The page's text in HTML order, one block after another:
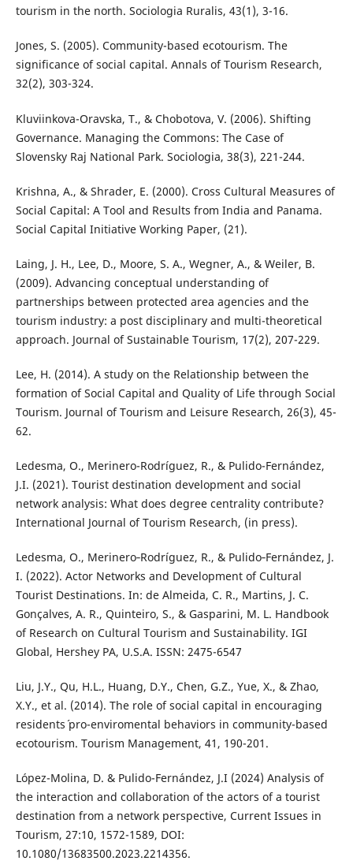
tourism in the north. Sociologia Ruralis, 43(1), 3-16.
Jones, S. (2005). Community-based ecotourism. The
significance of social capital. Annals of Tourism Research,
32(2), 303-324.
Kluviinkova-Oravska, T., & Chobotova, V. (2006). Shifting
Governance. Managing the Commons: The Case of
Slovensky Raj National Park. Sociologia, 38(3), 221-244.
Krishna, A., & Shrader, E. (2000). Cross Cultural Measures of
Social Capital: A Tool and Results from India and Panama.
Social Capital Initiative Working Paper, (21).
Laing, J. H., Lee, D., Moore, S. A., Wegner, A., & Weiler, B.
(2009). Advancing conceptual understanding of
partnerships between protected area agencies and the
tourism industry: a post disciplinary and multi-theoretical
approach. Journal of Sustainable Tourism, 17(2), 207-229.
Lee, H. (2014). A study on the Relationship between the
formation of Social Capital and Quality of Life through Social
Tourism. Journal of Tourism and Leisure Research, 26(3), 45-
62.
Ledesma, O., Merinero-Rodríguez, R., & Pulido-Fernández,
J.I. (2021). Tourist destination development and social
network analysis: What does degree centrality contribute?
International Journal of Tourism Research, (in press).
Ledesma, O., Merinero‐Rodríguez, R., & Pulido‐Fernández, J.
I. (2022). Actor Networks and Development of Cultural
Tourist Destinations. In: de Almeida, C. R., Martins, J. C.
Gonçalves, A. R., Quinteiro, S., & Gasparini, M. L. Handbook
of Research on Cultural Tourism and Sustainability. IGI
Global, Hershey PA, U.S.A. ISSN: 2475-6547
Liu, J.Y., Qu, H.L., Huang, D.Y., Chen, G.Z., Yue, X., & Zhao,
X.Y., et al. (2014). The role of social capital in encouraging
residents´ pro-enviromental behaviors in community-based
ecotourism. Tourism Management, 41, 190-201.
López-Molina, D. & Pulido-Fernández, J.I (2024) Analysis of
the interaction and collaboration of the actors of a tourist
destination from a network perspective, Current Issues in
Tourism, 27:10, 1572-1589, DOI:
10.1080/13683500.2023.2214356.